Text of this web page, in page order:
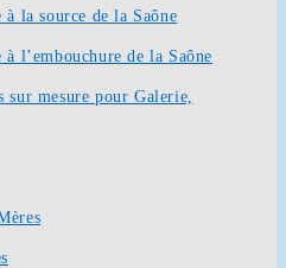
la source de la Saône
l’embouchure de la Saône
sur mesure pour Galerie,